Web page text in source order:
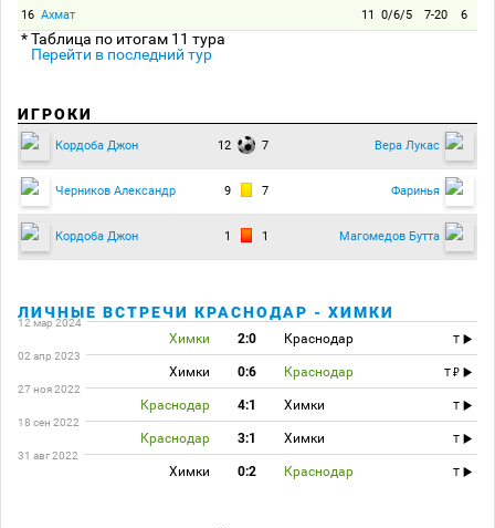
16 Ахмат 11 0/6/5 7-20 6
* Таблица по итогам 11 тура
Перейти в последний тур
ИГРОКИ
Кордоба Джон 12 7 Вера Лукас
Черников Александр 9 7 Фаринья
Кордоба Джон 1 1 Магомедов Бутта
ЛИЧНЫЕ ВСТРЕЧИ КРАСНОДАР - ХИМКИ
12 мар 2024
Химки 2:0 Краснодар
T
02 апр 2023
Химки 0:6 Краснодар
T
27 ноя 2022
Краснодар 4:1 Химки
T
18 сен 2022
Краснодар 3:1 Химки
T
31 авг 2022
Химки 0:2 Краснодар T